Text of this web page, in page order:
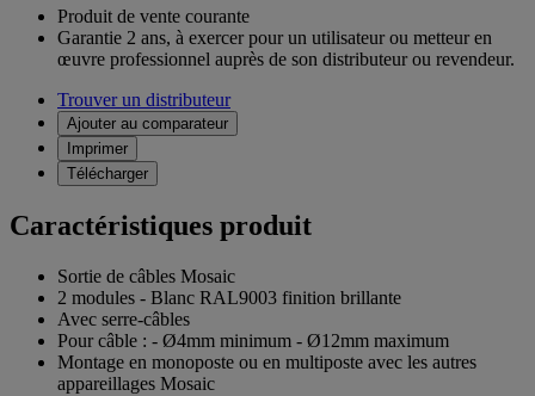
Produit de vente courante
Garantie 2 ans, à exercer pour un utilisateur ou metteur en
œuvre professionnel auprès de son distributeur ou revendeur.
Trouver un distributeur
Ajouter au comparateur
Imprimer
Télécharger
Caractéristiques produit
Sortie de câbles Mosaic
2 modules - Blanc RAL9003 finition brillante
Avec serre-câbles
Pour câble : - Ø4mm minimum - Ø12mm maximum
Montage en monoposte ou en multiposte avec les autres
appareillages Mosaic